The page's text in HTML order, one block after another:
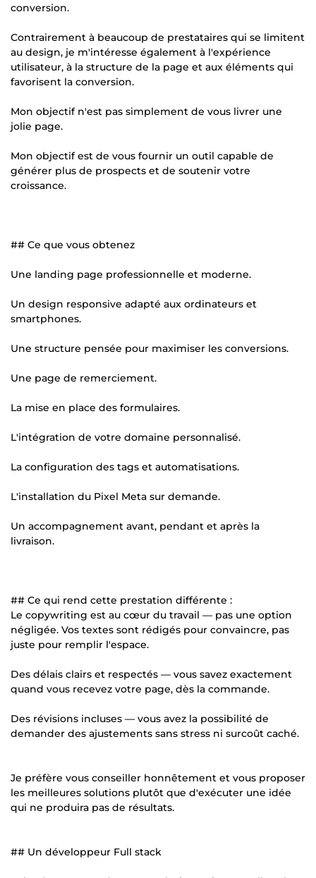
conversion.
Contrairement à beaucoup de prestataires qui se limitent
au design, je m'intéresse également à l'expérience
utilisateur, à la structure de la page et aux éléments qui
favorisent la conversion.
Mon objectif n'est pas simplement de vous livrer une
jolie page.
Mon objectif est de vous fournir un outil capable de
générer plus de prospects et de soutenir votre
croissance.
## Ce que vous obtenez
Une landing page professionnelle et moderne.
Un design responsive adapté aux ordinateurs et
smartphones.
Une structure pensée pour maximiser les conversions.
Une page de remerciement.
La mise en place des formulaires.
L'intégration de votre domaine personnalisé.
La configuration des tags et automatisations.
L'installation du Pixel Meta sur demande.
Un accompagnement avant, pendant et après la
livraison.
## Ce qui rend cette prestation différente :
Le copywriting est au cœur du travail — pas une option
négligée. Vos textes sont rédigés pour convaincre, pas
juste pour remplir l'espace.
Des délais clairs et respectés — vous savez exactement
quand vous recevez votre page, dès la commande.
Des révisions incluses — vous avez la possibilité de
demander des ajustements sans stress ni surcoût caché.
Je préfère vous conseiller honnêtement et vous proposer
les meilleures solutions plutôt que d'exécuter une idée
qui ne produira pas de résultats.
## Un développeur Full stack